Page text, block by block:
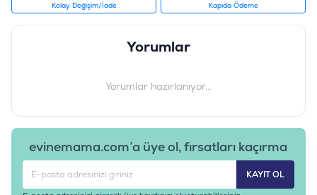
Kolay Değişim/İade Kapıda Ödeme
Yorumlar
Yorumlar hazırlanıyor...
evinemama.com’a üye ol, fırsatları kaçırma
KAYIT OL